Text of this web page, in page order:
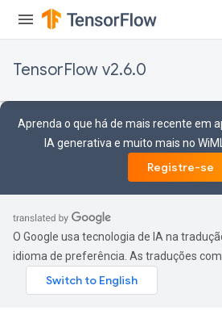
TensorFlow v2.6.0
Aprenda o que há de mais recente em
IA generativa e muito mais no
Registre-se
O Google usa tecnologia de IA na
idioma de preferência. As traduções